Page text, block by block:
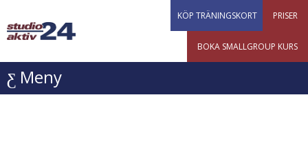
KÖP TRÄNINGSKORT PRISER
BOKA SMALLGROUP KURS
Meny